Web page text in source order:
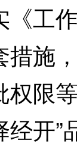
《工
措施
权限
开”